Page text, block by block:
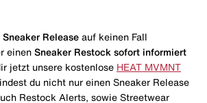
Sneaker Release auf keinen Fall
einen Sneaker Restock sofort informiert
jetzt unsere kostenlose HEAT MVMNT
du nicht nur einen Sneaker Release
Restock Alerts, sowie Streetwear